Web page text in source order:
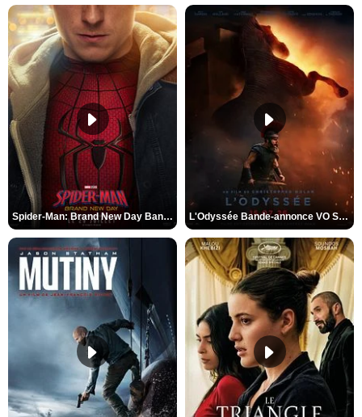
Spider-Man: Brand New Day Bande-annonce VO STFR L'Odyssée Bande-annonce VO STFR